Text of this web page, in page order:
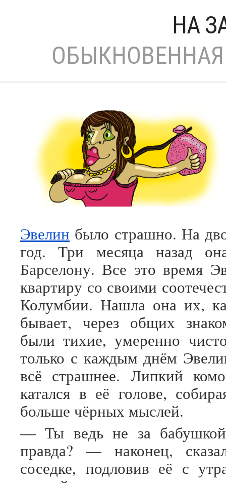
НА
Эвелин было страшно. На
год. Три месяца назад
Барселону. Все это время
квартиру со своими
Колумбии. Нашла она их,
бывает, через общих
были тихие, умеренно
только с каждым днём
всё страшнее. Липкий
катался в её голове,
больше чёрных мыслей.
— Ты ведь не за
правда? — наконец,
соседке, подловив её с